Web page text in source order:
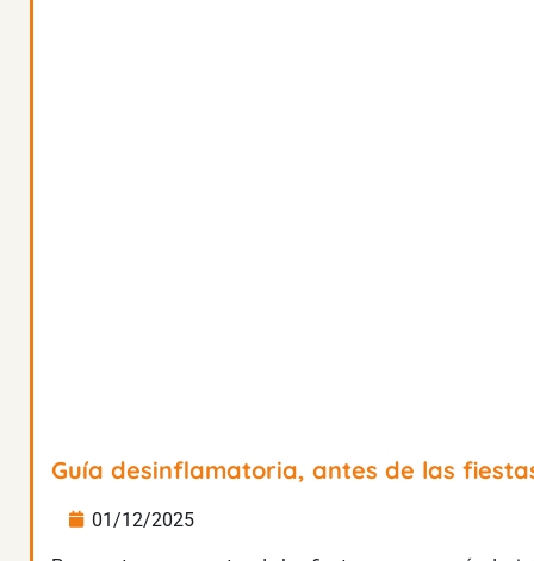
Guía desinflamatoria, antes de las
01/12/2025